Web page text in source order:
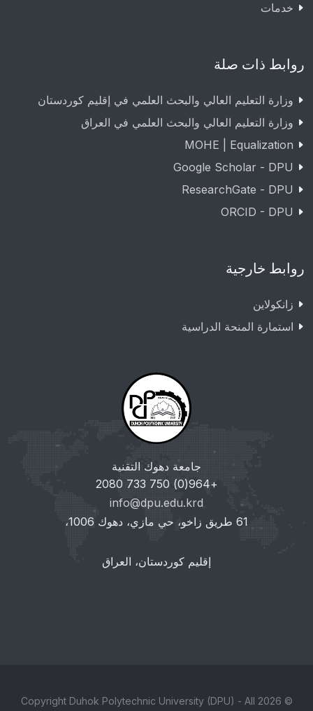
خدمات
روابط ذات صلة
وزارة التعليم العالي والبحث العلمي في إقليم كوردستان
وزارة التعليم العالي والبحث العلمي في العراق
MOHE | Equalization
Google Scholar - DPU
ResearchGate - DPU
ORCID - DPU
روابط خارجية
زانکولاین
استمارة المنحة الدراسية
جامعة دهوك التقنية
+964(0) 750 733 2080
info@dpu.edu.krd
61 طريق زاخو، حي مازي، دهوك 1006،
إقليم كوردستان، العراق
© 2026 Copyright Duhok Polytechnic University (DPU) - All